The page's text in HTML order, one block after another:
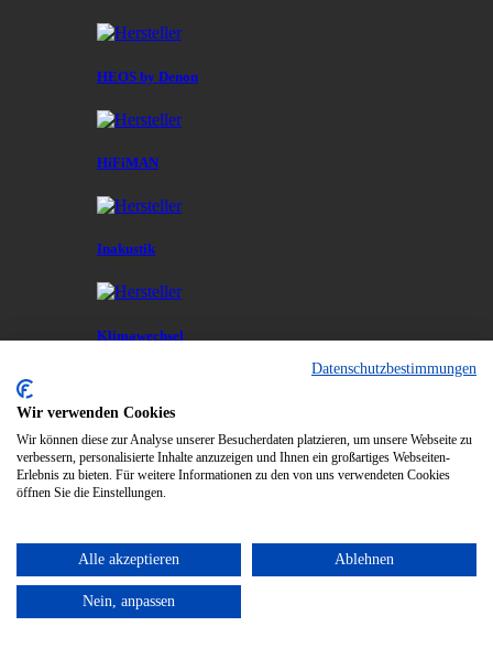
HEOS by Denon
HiFiMAN
Inakustik
Klimawechsel
L Art du Son
Meze
Datenschutzbestimmungen
Wir verwenden Cookies
Wir können diese zur Analyse unserer Besucherdaten platzieren, um unsere Webseite zu
verbessern, personalisierte Inhalte anzuzeigen und Ihnen ein großartiges Webseiten-
Erlebnis zu bieten. Für weitere Informationen zu den von uns verwendeten Cookies
öffnen Sie die Einstellungen.
Alle akzeptieren Ablehnen
Nein, anpassen